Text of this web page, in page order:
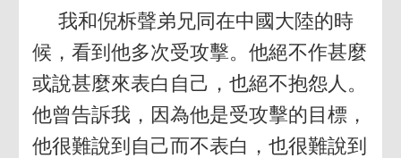
我和倪柝聲弟兄同在中國大陸的時
候，看到他多次受攻擊。他絕不作甚麼
或說甚麼來表白自己，也絕不抱怨人。
他曾告訴我，因為他是受攻擊的目標，
他很難說到自己而不表白，也很難說到